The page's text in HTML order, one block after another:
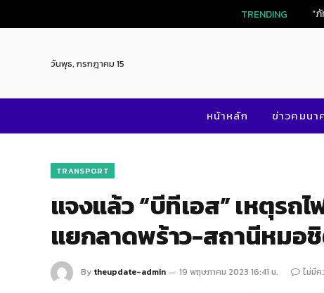
TRENDING
วันพุธ, กรกฎาคม 15
หน้าหลัก ข่าวคมนา
TRANSPORT
แจงแล้ว “บีทีเอส” เหตุรถ
แยกลาดพร้าว-สถานีหมอ
By theupdate-admin 19 พฤษภาคม 2023 16:41 น. ไม่มีค